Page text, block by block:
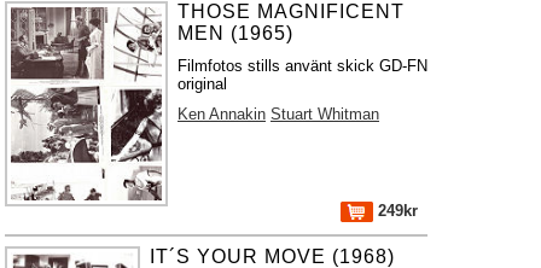
THOSE MAGNIFICENT
MEN (1965)
Filmfotos stills använt skick GD-FN
original
Ken Annakin Stuart Whitman
249kr
IT´S YOUR MOVE (1968)